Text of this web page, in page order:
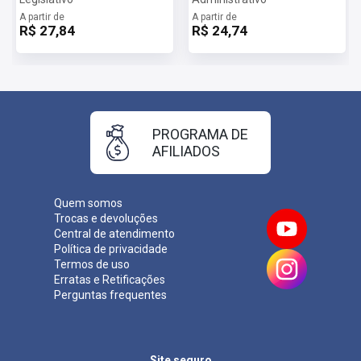
A partir de
R$ 27,84
A partir de
R$ 24,74
Quem somos
Trocas e devoluções
Central de atendimento
Política de privacidade
Termos de uso
Erratas e Retificações
Perguntas frequentes
PROGRAMA DE
AFILIADOS